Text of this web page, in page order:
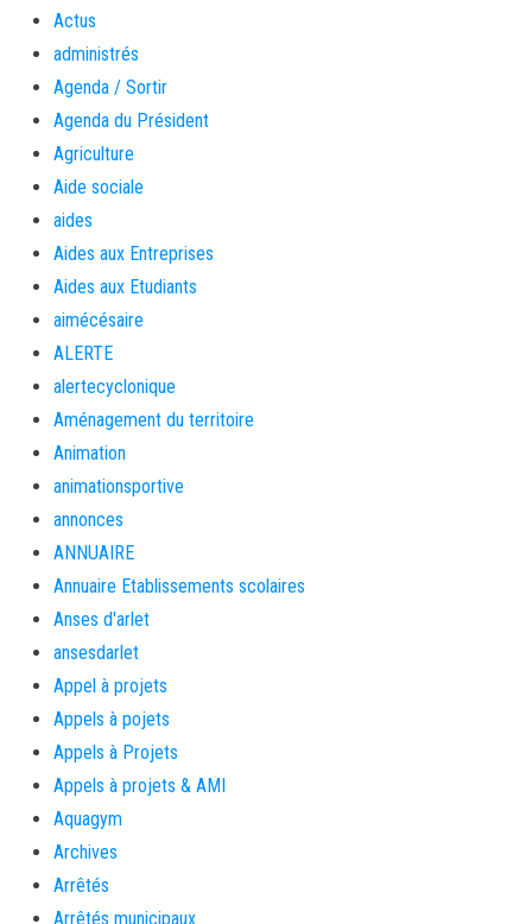
Actus
administrés
Agenda / Sortir
Agenda du Président
Agriculture
Aide sociale
aides
Aides aux Entreprises
Aides aux Etudiants
aimécésaire
ALERTE
alertecyclonique
Aménagement du territoire
Animation
animationsportive
annonces
ANNUAIRE
Annuaire Etablissements scolaires
Anses d'arlet
ansesdarlet
Appel à projets
Appels à pojets
Appels à Projets
Appels à projets & AMI
Aquagym
Archives
Arrêtés
Arrêtés municipaux